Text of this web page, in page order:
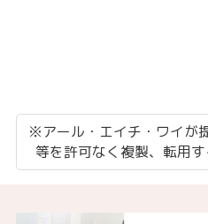
※アール・エイチ・ワイが
等を許可なく複製、転用す